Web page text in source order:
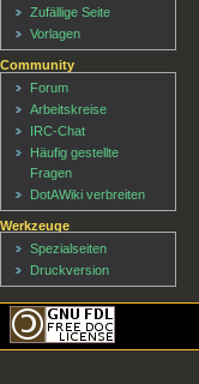
Zufällige Seite
Vorlagen
Community
Forum
Arbeitskreise
IRC-Chat
Häufig gestellte
Fragen
DotAWiki verbreiten
Werkzeuge
Spezialseiten
Druckversion